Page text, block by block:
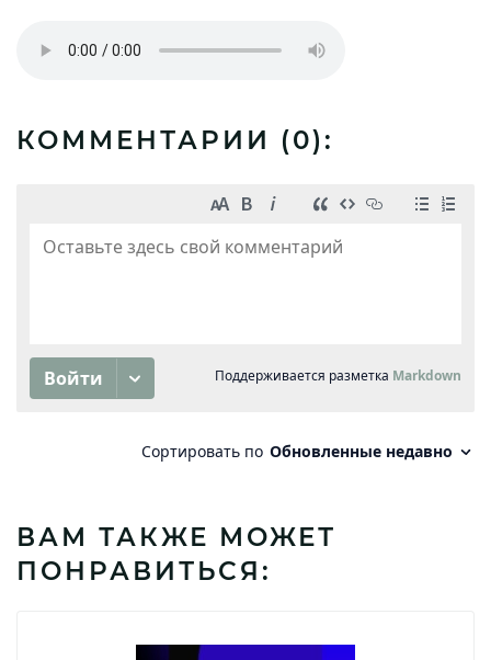
КОММЕНТАРИИ (0):
ВАМ ТАКЖЕ МОЖЕТ
ПОНРАВИТЬСЯ: